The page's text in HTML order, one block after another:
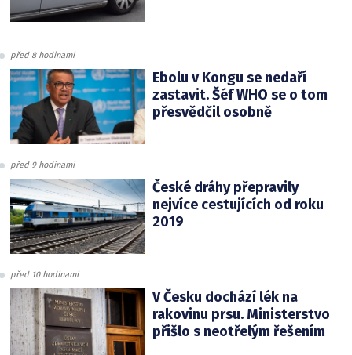
před 8 hodinami
Ebolu v Kongu se nedaří
zastavit. Šéf WHO se o tom
přesvědčil osobně
před 9 hodinami
České dráhy přepravily
nejvíce cestujících od roku
2019
před 10 hodinami
V Česku dochází lék na
rakovinu prsu. Ministerstvo
přišlo s neotřelým řešením